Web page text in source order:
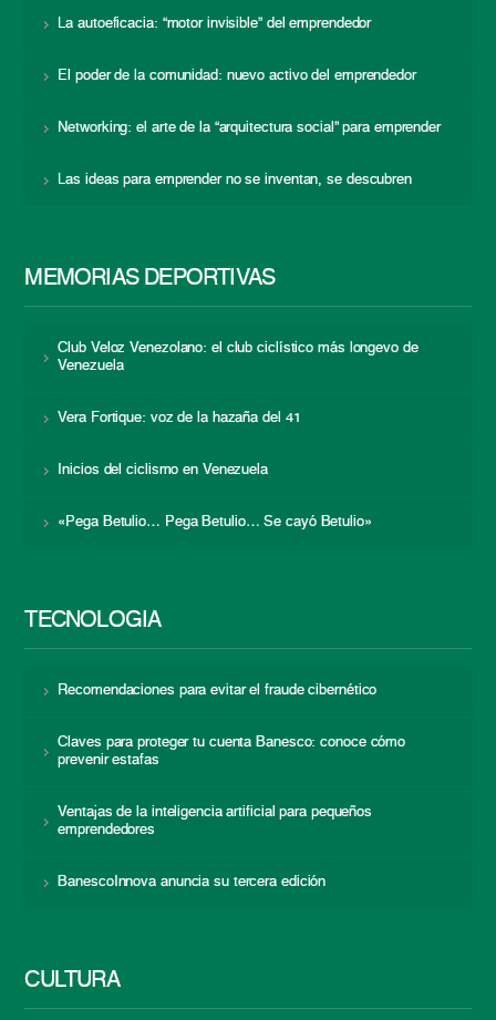
La autoeficacia: “motor invisible” del emprendedor
El poder de la comunidad: nuevo activo del emprendedor
Networking: el arte de la “arquitectura social” para emprender
Las ideas para emprender no se inventan, se descubren
MEMORIAS DEPORTIVAS
Club Veloz Venezolano: el club ciclístico más longevo de
Venezuela
Vera Fortique: voz de la hazaña del 41
Inicios del ciclismo en Venezuela
«Pega Betulio… Pega Betulio… Se cayó Betulio»
TECNOLOGÍA
Recomendaciones para evitar el fraude cibernético
Claves para proteger tu cuenta Banesco: conoce cómo
prevenir estafas
Ventajas de la inteligencia artificial para pequeños
emprendedores
BanescoInnova anuncia su tercera edición
CULTURA